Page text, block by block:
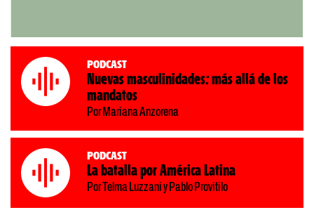
Podcast
Nuevas masculinidades: más allá de los
mandatos
Por Mariana Anzorena
Podcast
La batalla por América Latina
Por Telma Luzzani y Pablo Provitilo